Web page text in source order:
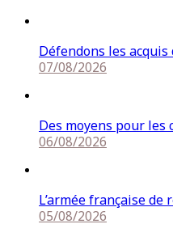
Défendons les
07/08/2026
Des moyens pour les
06/08/2026
L’armée française de
05/08/2026